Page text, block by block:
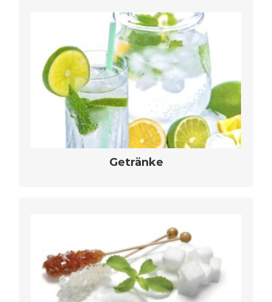
Getränke
speziell an Ihre Wünsche angepasste,
bedarfsorientierte Getränkelösungen
aller Art
mehr erfahren
speziell an Ihre Wünsche angepasste,
bedarfsorientierte Lösungen für
Ihr Markenportfolio